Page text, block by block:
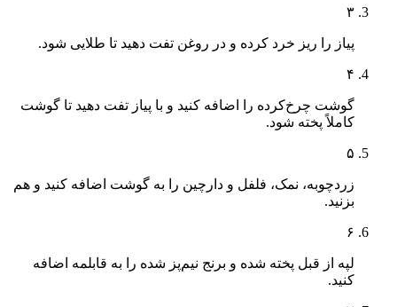
پیاز را ریز خرد کرده و در روغن تفت دهید تا طلایی شود.
گوشت چرخ‌کرده را اضافه کنید و با پیاز تفت دهید تا گوشت
کاملاً پخته شود.
زردچوبه، نمک، فلفل و دارچین را به گوشت اضافه کنید و هم
لپه از قبل پخته شده و برنج نیم‌پز شده را به قابلمه اضافه